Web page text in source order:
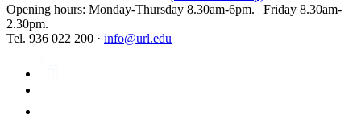
Opening hours: Monday-Thursday 8.30am-6pm. | Friday 8.30am-
2.30pm.
Tel. 936 022 200 · info@url.edu